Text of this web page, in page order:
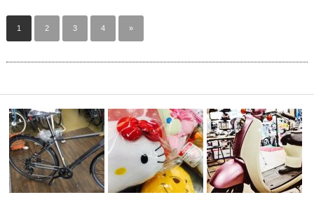
1 2 3 4 »